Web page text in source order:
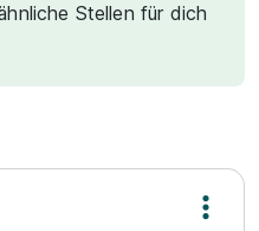
Stellen für dich